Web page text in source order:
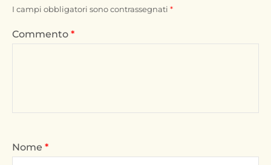
I campi obbligatori sono contrassegnati *
Commento *
Nome *